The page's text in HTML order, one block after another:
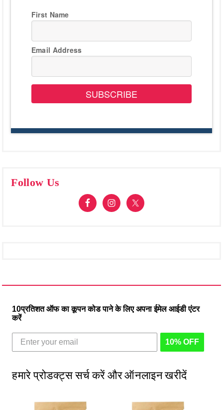
First Name
Email Address
SUBSCRIBE
Follow Us
10प्रतिशत ऑफ का कूपन कोड पाने के लिए अपना ईमेल आईडी एंटर
करें
10% OFF
हमारे प्रोडक्ट्स सर्च करें और ऑनलाइन खरीदें